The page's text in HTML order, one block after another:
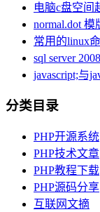
电脑c盘空间
normal.dot
常用的linux
sql server
javascript;与
分类目录
PHP开源系统
PHP技术文章
PHP教程下载
PHP源码分享
互联网文摘